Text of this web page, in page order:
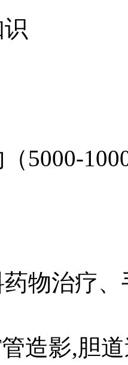
5000-
物治疗
造影,胆